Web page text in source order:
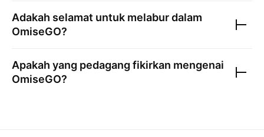
Adakah selamat untuk melabur dalam
OmiseGO?
Apakah yang pedagang fikirkan mengenai
OmiseGO?